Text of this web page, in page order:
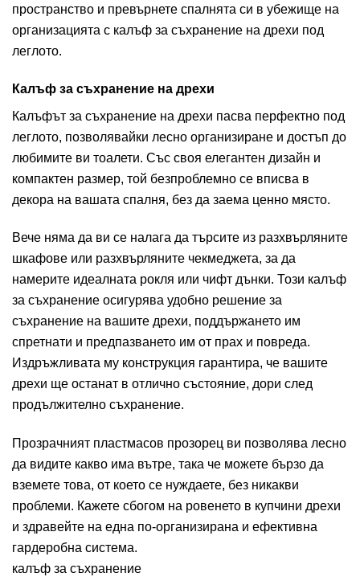
пространство и превърнете спалнята си в убежище на
организацията с калъф за съхранение на дрехи под
леглото.
Калъф за съхранение на дрехи
Калъфът за съхранение на дрехи пасва перфектно под
леглото, позволявайки лесно организиране и достъп до
любимите ви тоалети. Със своя елегантен дизайн и
компактен размер, той безпроблемно се вписва в
декора на вашата спалня, без да заема ценно място.
Вече няма да ви се налага да търсите из разхвърляните
шкафове или разхвърляните чекмеджета, за да
намерите идеалната рокля или чифт дънки. Този калъф
за съхранение осигурява удобно решение за
съхранение на вашите дрехи, поддържането им
спретнати и предпазването им от прах и повреда.
Издръжливата му конструкция гарантира, че вашите
дрехи ще останат в отлично състояние, дори след
продължително съхранение.
Прозрачният пластмасов прозорец ви позволява лесно
да видите какво има вътре, така че можете бързо да
вземете това, от което се нуждаете, без никакви
проблеми. Кажете сбогом на ровенето в купчини дрехи
и здравейте на една по-организирана и ефективна
гардеробна система.
калъф за съхранение